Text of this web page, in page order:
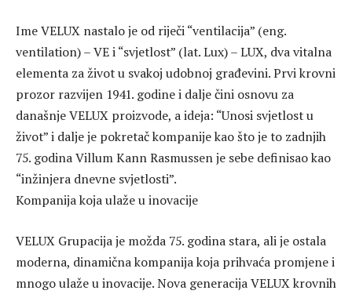
Ime VELUX nastalo je od riječi “ventilacija” (eng.
ventilation) – VE i “svjetlost” (lat. Lux) – LUX, dva vitalna
elementa za život u svakoj udobnoj građevini. Prvi krovni
prozor razvijen 1941. godine i dalje čini osnovu za
današnje VELUX proizvode, a ideja: “Unosi svjetlost u
život” i dalje je pokretač kompanije kao što je to zadnjih
75. godina Villum Kann Rasmussen je sebe definisao kao
“inžinjera dnevne svjetlosti”.
Kompanija koja ulaže u inovacije
VELUX Grupacija je možda 75. godina stara, ali je ostala
moderna, dinamična kompanija koja prihvaća promjene i
mnogo ulaže u inovacije. Nova generacija VELUX krovnih